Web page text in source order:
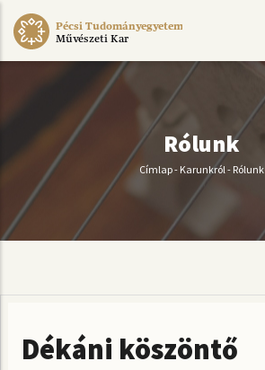
Ugrás
Pécsi Tudományegyetem
Művészeti Kar
Rólunk
Morzsa
Címlap- Karunkról - Rólunk
Dékáni köszöntő